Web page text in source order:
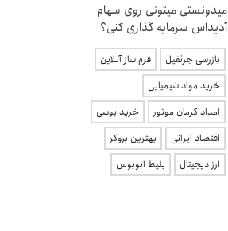
میدونستی میتونی روی سهام
آدیداس سرمایه گذاری کنی؟
بازرسی جرثقیل
فرم ساز آنلاین
خرید مواد شیمیایی
امداد کرمان موتور
خرید یوسی
اقتصاد ایرانی
بهترین بروکر
ارز دیجیتال
بلیط اتوبوس